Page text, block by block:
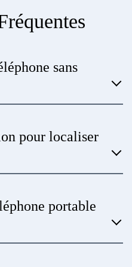
sans
pour localiser
portable